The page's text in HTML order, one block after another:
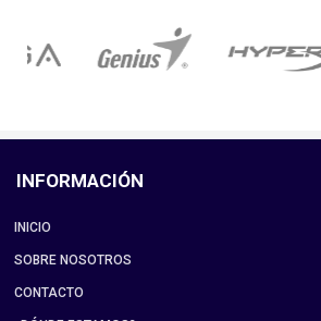
INFORMACIÓN
INICIO
SOBRE NOSOTROS
CONTACTO